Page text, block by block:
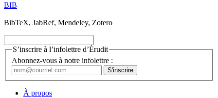
BIB
BibTeX, JabRef, Mendeley, Zotero
S’inscrire à l’infolettre d’Érudit
Abonnez-vous à notre infolettre :
À propos